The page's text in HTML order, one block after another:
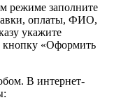
режиме заполните
оплаты, ФИО,
укажите
«Оформить
В интернет-